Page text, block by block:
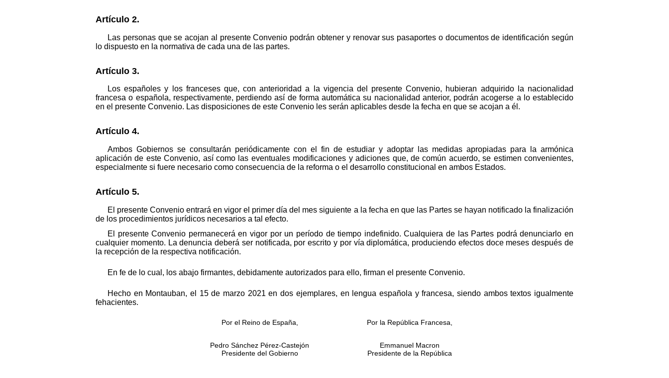
Artículo 2.
Las personas que se acojan al presente Convenio podrán obtener y renovar sus pasaportes o documentos de identificación según
lo dispuesto en la normativa de cada una de las partes.
Artículo 3.
Los españoles y los franceses que, con anterioridad a la vigencia del presente Convenio, hubieran adquirido la nacionalidad
francesa o española, respectivamente, perdiendo así de forma automática su nacionalidad anterior, podrán acogerse a lo establecido
en el presente Convenio. Las disposiciones de este Convenio les serán aplicables desde la fecha en que se acojan a él.
Artículo 4.
Ambos Gobiernos se consultarán periódicamente con el fin de estudiar y adoptar las medidas apropiadas para la armónica
aplicación de este Convenio, así como las eventuales modificaciones y adiciones que, de común acuerdo, se estimen convenientes,
especialmente si fuere necesario como consecuencia de la reforma o el desarrollo constitucional en ambos Estados.
Artículo 5.
El presente Convenio entrará en vigor el primer día del mes siguiente a la fecha en que las Partes se hayan notificado la finalización
de los procedimientos jurídicos necesarios a tal efecto.
El presente Convenio permanecerá en vigor por un período de tiempo indefinido. Cualquiera de las Partes podrá denunciarlo en
cualquier momento. La denuncia deberá ser notificada, por escrito y por vía diplomática, produciendo efectos doce meses después de
la recepción de la respectiva notificación.
En fe de lo cual, los abajo firmantes, debidamente autorizados para ello, firman el presente Convenio.
Hecho en Montauban, el 15 de marzo 2021 en dos ejemplares, en lengua española y francesa, siendo ambos textos igualmente
fehacientes.
Por el Reino de España, Por la República Francesa,
Pedro Sánchez Pérez-Castejón
Presidente del Gobierno
Emmanuel Macron
Presidente de la República